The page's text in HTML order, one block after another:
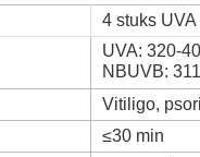
4 stuks
UVA: 320-
NBUVB:
Vitiligo,
≤30 min